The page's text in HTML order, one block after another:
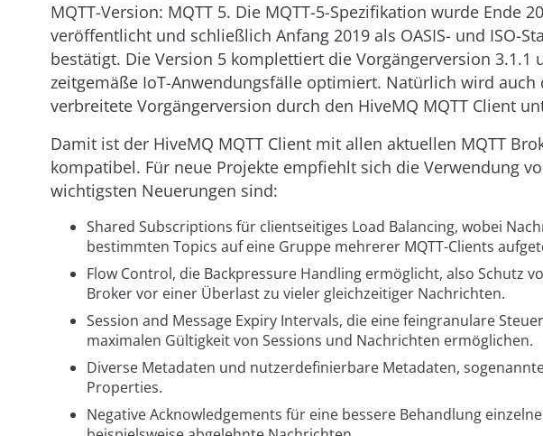
MQTT-Version: MQTT 5. Die MQTT-5-Spezifikation wurde Ende
veröffentlicht und schließlich Anfang 2019 als OASIS- und ISO-
bestätigt. Die Version 5 komplettiert die Vorgängerversion 3.1.1
zeitgemäße IoT-Anwendungsfälle optimiert. Natürlich wird auch
verbreitete Vorgängerversion durch den HiveMQ MQTT Client
Damit ist der HiveMQ MQTT Client mit allen aktuellen MQTT
kompatibel. Für neue Projekte empfiehlt sich die Verwendung
wichtigsten Neuerungen sind:
Shared Subscriptions für clientseitiges Load Balancing, wobei
bestimmten Topics auf eine Gruppe mehrerer MQTT-Clients
Flow Control, die Backpressure Handling ermöglicht, also Schutz
Broker vor einer Überlast zu vieler gleichzeitiger Nachrichten.
Session and Message Expiry Intervals, die eine feingranulare
maximalen Gültigkeit von Sessions und Nachrichten ermöglichen.
Diverse Metadaten und nutzerdefinierbare Metadaten,
Properties.
Negative Acknowledgements für eine bessere Behandlung